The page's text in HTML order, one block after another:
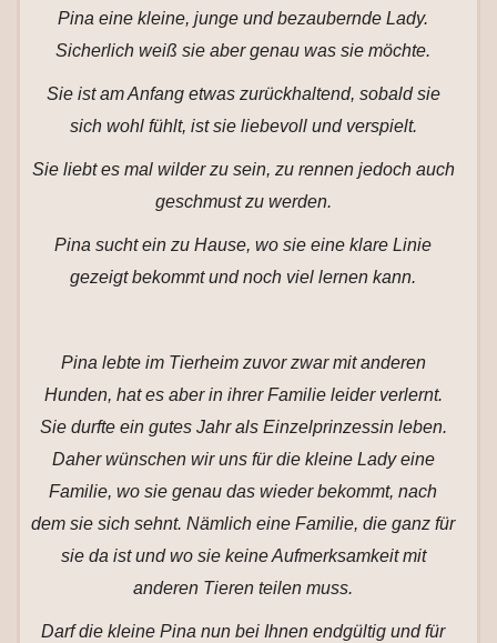
Pina eine kleine, junge und bezaubernde Lady.
Sicherlich weiß sie aber genau was sie möchte.
Sie ist am Anfang etwas zurückhaltend, sobald sie
sich wohl fühlt, ist sie liebevoll und verspielt.
Sie liebt es mal wilder zu sein, zu rennen jedoch auch
geschmust zu werden.
Pina sucht ein zu Hause, wo sie eine klare Linie
gezeigt bekommt und noch viel lernen kann.
Pina lebte im Tierheim zuvor zwar mit anderen
Hunden, hat es aber in ihrer Familie leider verlernt.
Sie durfte ein gutes Jahr als Einzelprinzessin leben.
Daher wünschen wir uns für die kleine Lady eine
Familie, wo sie genau das wieder bekommt, nach
dem sie sich sehnt. Nämlich eine Familie, die ganz für
sie da ist und wo sie keine Aufmerksamkeit mit
anderen Tieren teilen muss.
Darf die kleine Pina nun bei Ihnen endgültig und für